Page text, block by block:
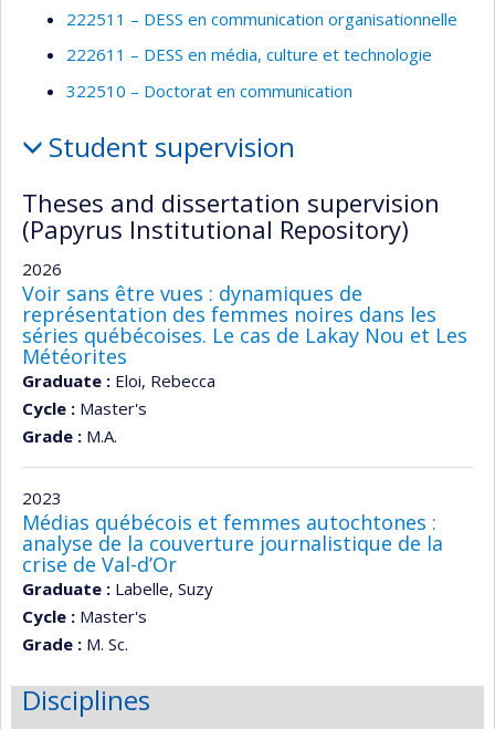
222511 – DESS en communication organisationnelle
222611 – DESS en média, culture et technologie
322510 – Doctorat en communication
Student supervision
Theses and dissertation supervision
(Papyrus Institutional Repository)
2026
Voir sans être vues : dynamiques de
représentation des femmes noires dans les
séries québécoises. Le cas de Lakay Nou et Les
Météorites
Graduate : Eloi, Rebecca
Cycle : Master's
Grade : M.A.
2023
Médias québécois et femmes autochtones :
analyse de la couverture journalistique de la
crise de Val-d’Or
Graduate : Labelle, Suzy
Cycle : Master's
Grade : M. Sc.
Disciplines